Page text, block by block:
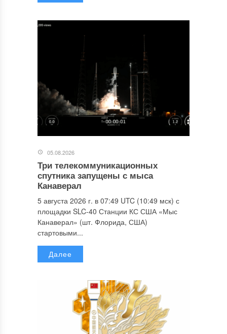
05.08.2026
Три телекоммуникационных
спутника запущены с мыса
Канаверал
5 августа 2026 г. в 07:49 UTC (10:49 мск) с
площадки SLC-40 Станции КС США «Мыс
Канаверал» (шт. Флорида, США)
стартовыми...
Далее